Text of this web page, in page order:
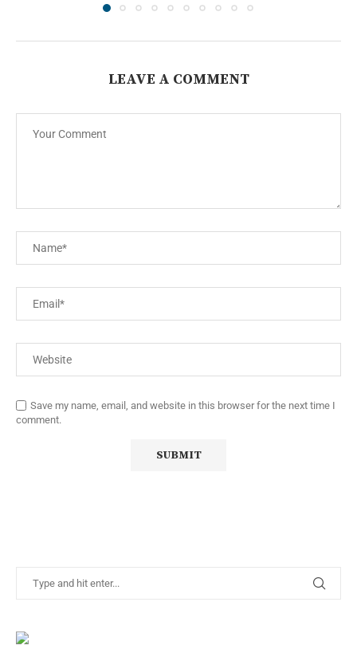
LEAVE A COMMENT
Save my name, email, and website in this browser for the next time I
comment.